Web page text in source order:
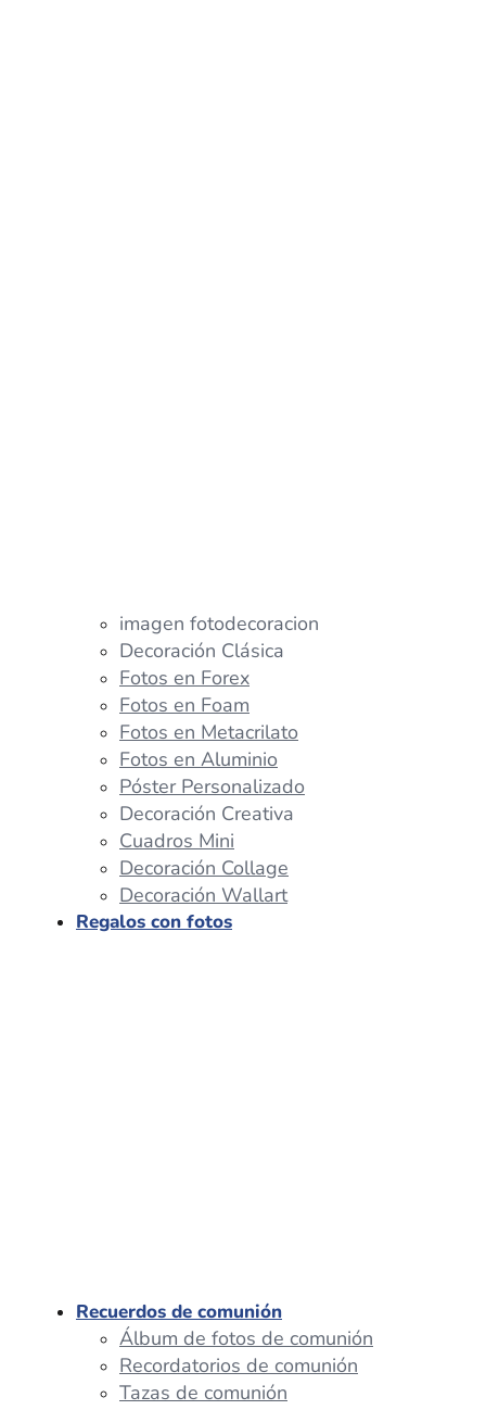
imagen fotodecoracion
Decoración Clásica
Fotos en Forex
Fotos en Foam
Fotos en Metacrilato
Fotos en Aluminio
Póster Personalizado
Decoración Creativa
Cuadros Mini
Decoración Collage
Decoración Wallart
Regalos con fotos
Recuerdos de comunión
Álbum de fotos de comunión
Recordatorios de comunión
Tazas de comunión